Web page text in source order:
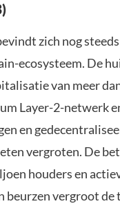
zich nog
ecosysteem. De
van meer
Layer-2-netwerk
en
vergroten. De
houders en
beurzen vergroot